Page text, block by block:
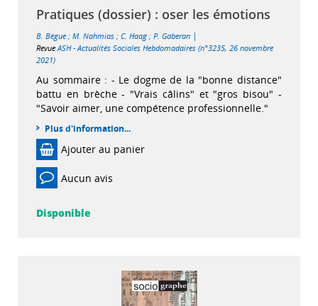
Pratiques (dossier) : oser les émotions
B. Bègue ; M. Nahmias ; C. Haag ; P. Gaberan |
Revue ASH - Actualités Sociales Hebdomadaires (n°3235, 26 novembre
2021)
Au sommaire : - Le dogme de la "bonne distance"
battu en brèche - "Vrais câlins" et "gros bisou" -
"Savoir aimer, une compétence professionnelle."
Plus d'information...
Ajouter au panier
Aucun avis
Disponible